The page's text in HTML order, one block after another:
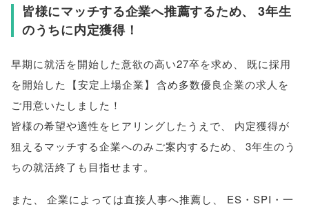
皆様にマッチする企業へ推薦するため、
3年生
のうちに内定獲得！
早期に就活を開始した意欲の高い27卒を求め
既に採用
を開始した
【安定上場企業】 含め多数優良企業の求人を
ご用意いたしました！
皆様の希望や適性をヒアリングしたうえで
内定獲得が
狙えるマッチする企業へのみご案内するため
3年生のう
ちの就活終了も目指せます。
また 企業によっては直接人事へ推薦し
ES・SPI・一